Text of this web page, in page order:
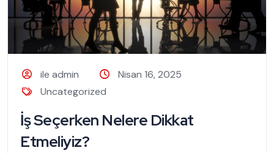
ile admin
Nisan 16, 2025
Uncategorized
İş Seçerken Nelere Dikkat
Etmeliyiz?